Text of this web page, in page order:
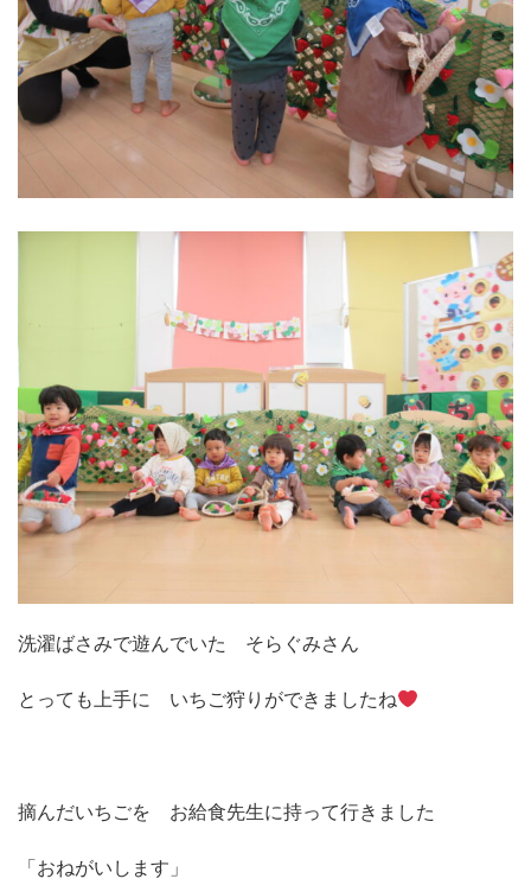
洗濯ばさみで遊んでいた そらぐみさん
とっても上手に いちご狩りができましたね
摘んだいちごを お給食先生に持って行きました
「おねがいします」